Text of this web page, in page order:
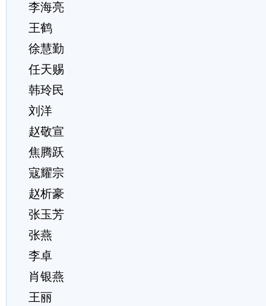
李海亮
王鹤
徐慧勤
任天赐
韩玲民
刘洋
赵敬宣
焦腾跃
寇耀宗
赵析豪
张玉芳
张燕
李卓
肖银燕
王丽